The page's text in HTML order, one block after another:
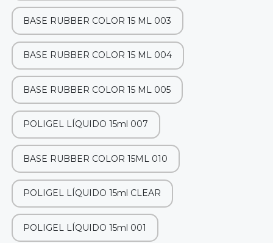
BASE RUBBER COLOR 15 ML 003
BASE RUBBER COLOR 15 ML 004
BASE RUBBER COLOR 15 ML 005
POLIGEL LÍQUIDO 15ml 007
BASE RUBBER COLOR 15ML 010
POLIGEL LÍQUIDO 15ml CLEAR
POLIGEL LÍQUIDO 15ml 001